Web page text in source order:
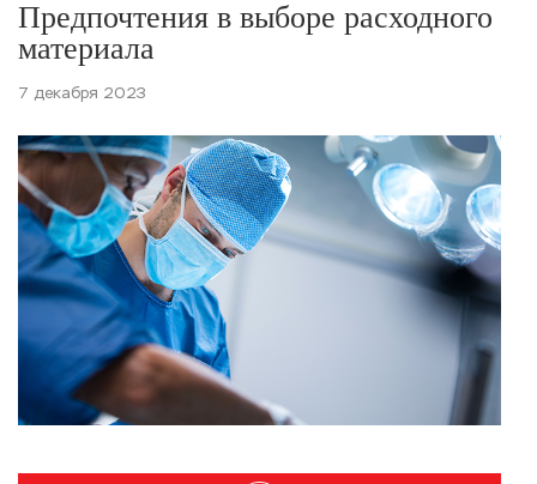
Предпочтения в выборе расходного
материала
7 декабря 2023